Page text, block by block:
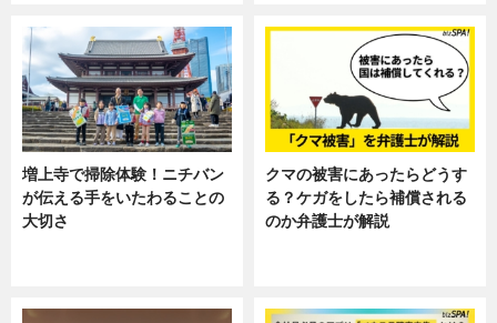
増上寺で掃除体験！ニチバン
が伝える手をいたわることの
大切さ
クマの被害にあったらどうす
る？ケガをしたら補償される
のか弁護士が解説